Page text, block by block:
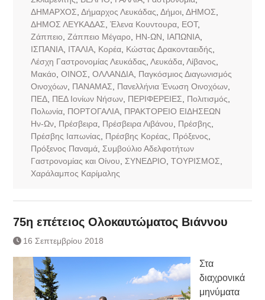
ΔΗΜΑΡΧΟΣ Δήμαρχος Λευκάδας Δήμοι, ΔΗΜΟΣ
ΔΗΜΟΣ ΛΕΥΚΑΔΑΣ Έλενα Κουντουρα, ΕΟΤ,
Ζάππειο Ζάππειο Μέγαρο ΗΝ-ΩΝ ΙΑΠΩΝΙΑ,
ΙΣΠΑΝΙΑ, ΙΤΑΛΙΑ, Κορέα, Κώστας Δρακονταειδής
Λέσχη Γαστρονομίας Λευκάδας Λευκάδα, Λίβανος
Μακάο ΟΙΝΟΣ ΟΛΛΑΝΔΙΑ, Παγκόσμιος Διαγωνισμός
Οινοχόων, ΠΑΝΑΜΑΣ Πανελλήνια Ένωση Οινοχόων,
ΠΕΔ, ΠΕΔ Ιονίων Νήσων, ΠΕΡΙΦΕΡΕΙΕΣ Πολιτισμός
Πολωνία, ΠΟΡΤΟΓΑΛΙΑ, ΠΡΑΚΤΟΡΕΙΟ ΕΙΔΗΣΕΩΝ
Ην-Ων, Πρέσβειρα, Πρέσβειρα Λιβάνου Πρέσβης
Πρέσβης Ιαπωνίας
Πρέσβης Κορέας Πρόξενος
Πρόξενος Παναμά, Συμβούλιο Αδελφοτήτων
Γαστρονομίας και Οίνου
ΣΥΝΕΔΡΙΟ ΤΟΥΡΙΣΜΟΣ
Χαράλαμπος Καρίμαλης
75η επέτειος Ολοκαυτώματος Βιάννου
16 Σεπτεμβρίου 2018
Στα
διαχρονικά
μηνύματα